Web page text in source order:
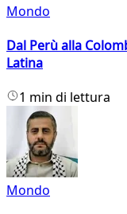
Mondo
Dal Perù alla
Latina
1 min di lettura
Mondo